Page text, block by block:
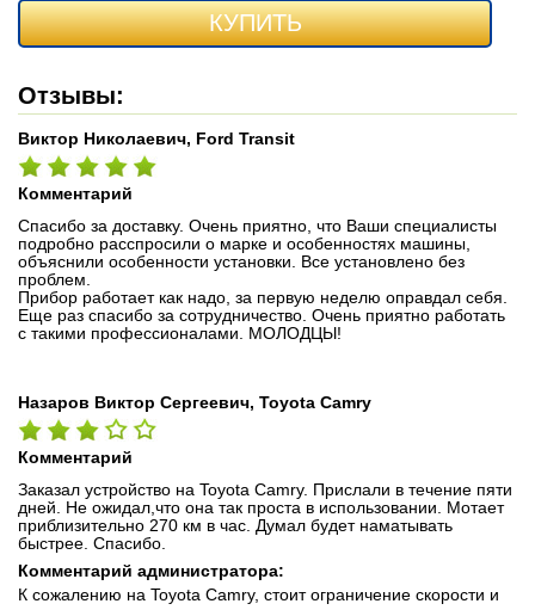
КУПИТЬ
Отзывы:
Виктор Николаевич, Ford Transit
Комментарий
Спасибо за доставку. Очень приятно, что Ваши специалисты
подробно расспросили о марке и особенностях машины,
объяснили особенности установки. Все установлено без
проблем.
Прибор работает как надо, за первую неделю оправдал себя.
Еще раз спасибо за сотрудничество. Очень приятно работать
с такими профессионалами. МОЛОДЦЫ!
Назаров Виктор Сергеевич, Toyota Camry
Комментарий
Заказал устройство на Toyota Camry. Прислали в течение пяти
дней. Не ожидал,что она так проста в использовании. Мотает
приблизительно 270 км в час. Думал будет наматывать
быстрее. Спасибо.
Комментарий администратора:
К сожалению на Toyota Camry, стоит ограничение скорости и